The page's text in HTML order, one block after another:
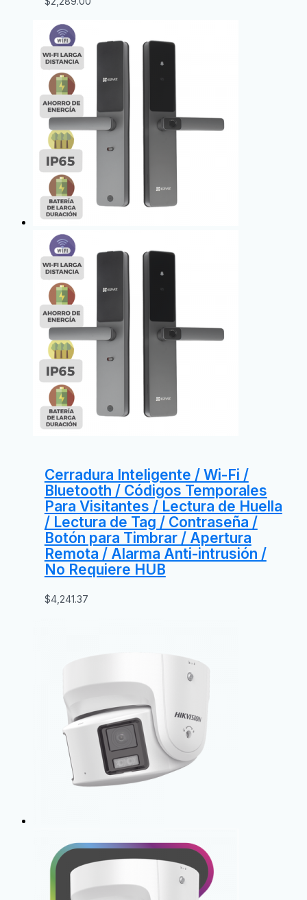
Cerradura Inteligente / Wi-Fi /
Bluetooth / Códigos Temporales
Para Visitantes / Lectura de Huella
/ Lectura de Tag / Contraseña /
Botón para Timbrar / Apertura
Remota / Alarma Anti-intrusión /
No Requiere HUB
$4,241.37